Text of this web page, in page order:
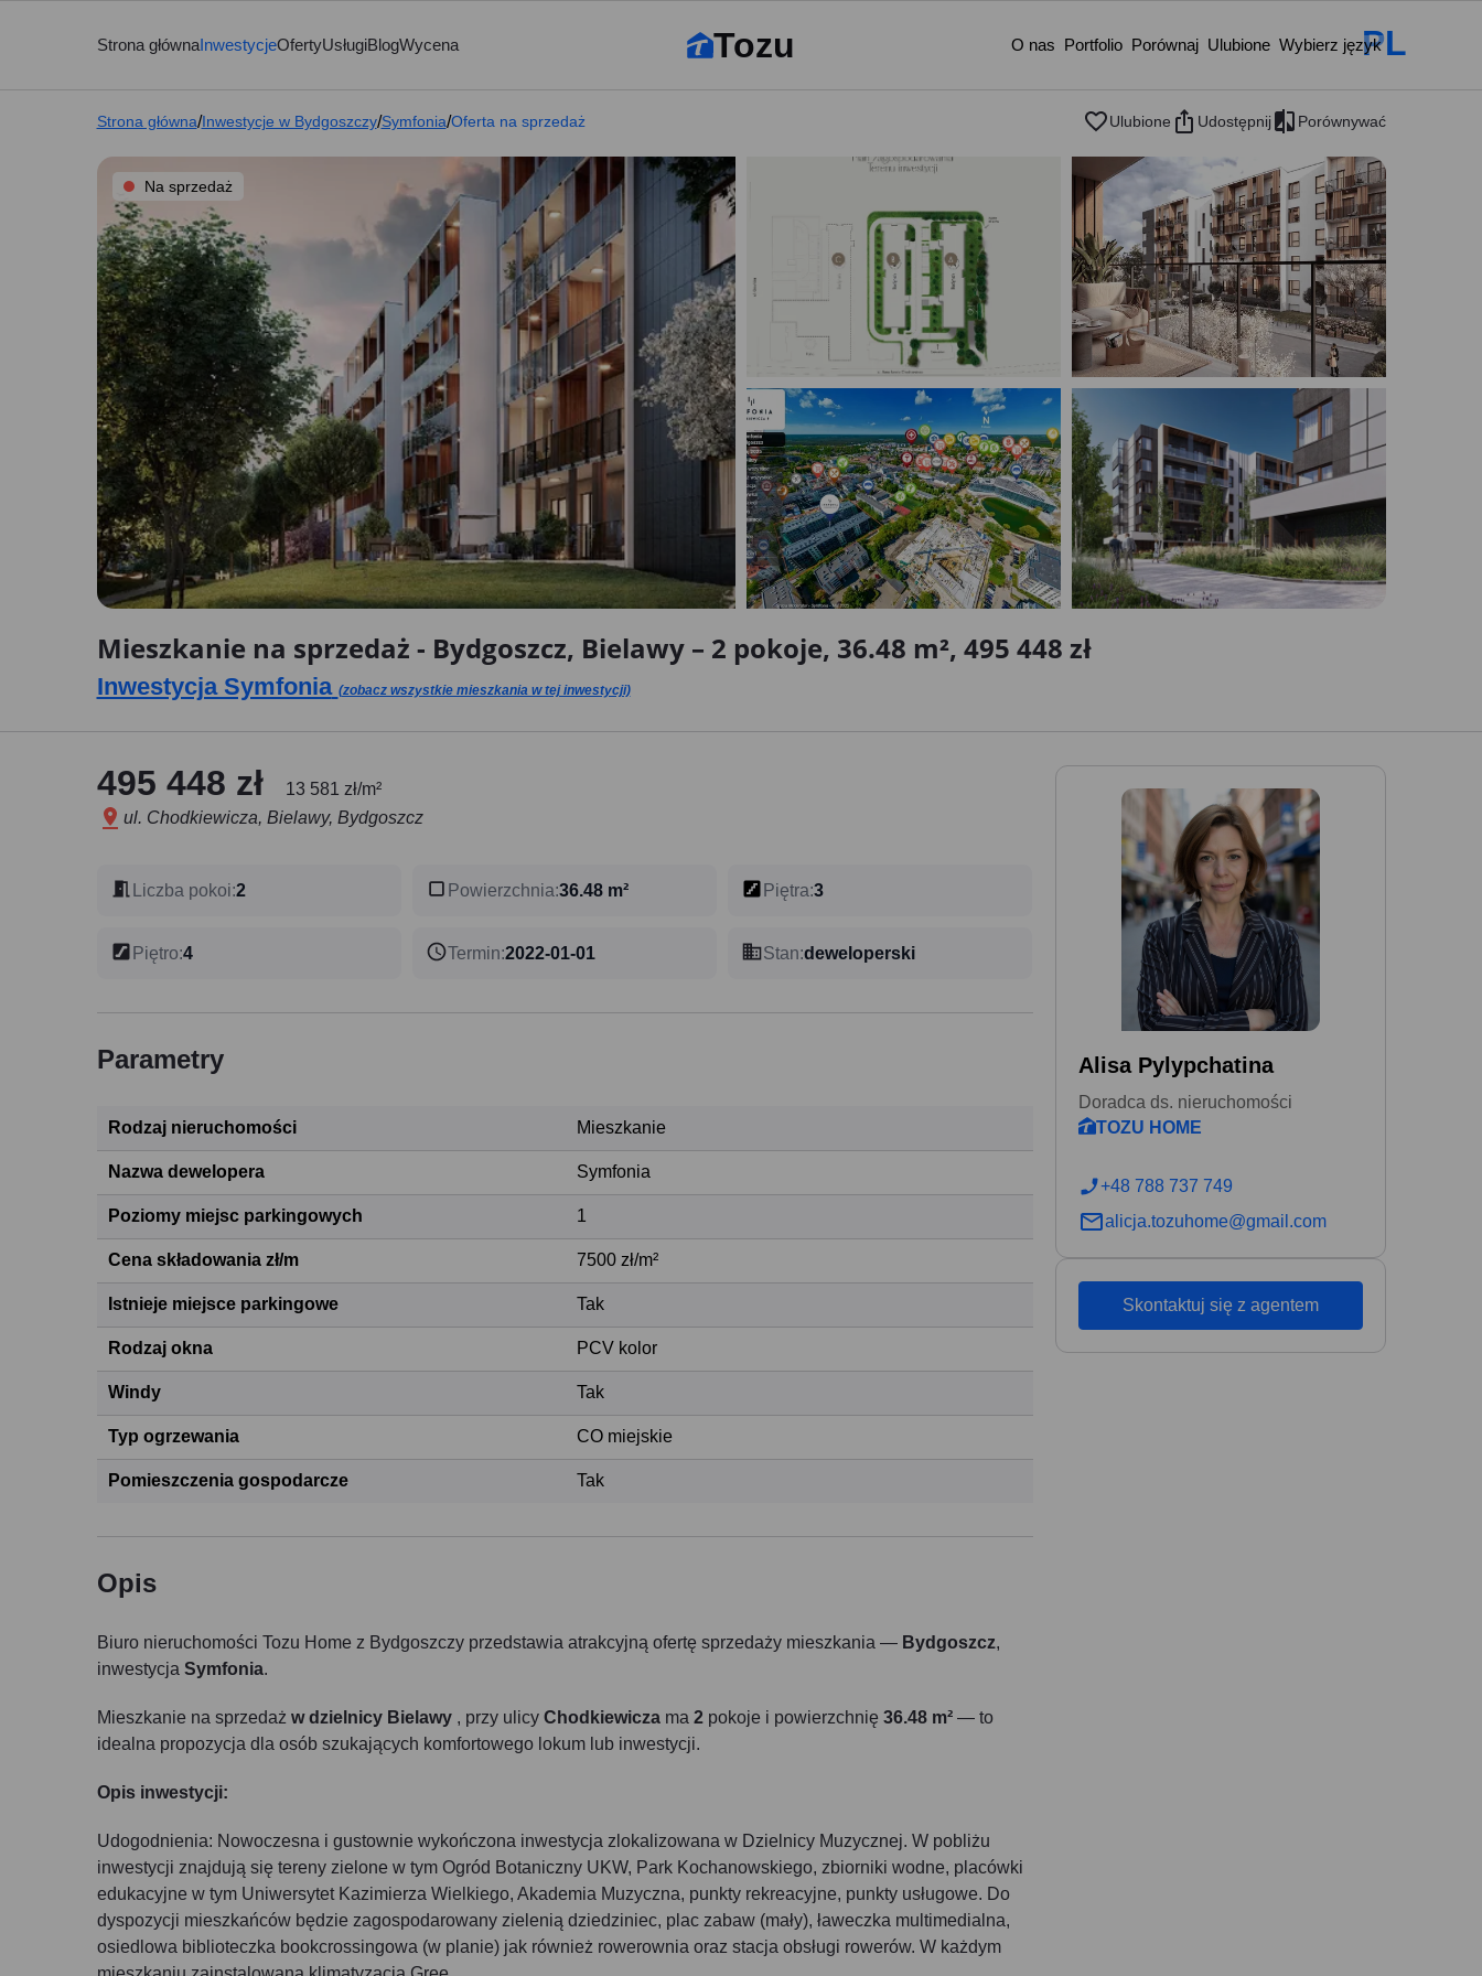
Strona głównaInwestycjeOfertyUsługiBlogWycena Tozu O nas Portfolio Porównaj Ulubione Wybierz językPL
Strona główna/Inwestycje w Bydgoszczy/Symfonia/Oferta na sprzedaż Ulubione Udostępnij Porównywać
Na sprzedaż
Mieszkanie na sprzedaż - Bydgoszcz, Bielawy – 2 pokoje, 36.48 m², 495 448 zł
Inwestycja Symfonia (zobacz wszystkie mieszkania w tej inwestycji)
495 448 zł
13 581 zł/m²
ul. Chodkiewicza, Bielawy, Bydgoszcz
Liczba pokoi:2 Powierzchnia:36.48 m² Piętra:3
Piętro:4 Termin:2022-01-01 Stan:deweloperski
Parametry
Rodzaj nieruchomości Mieszkanie
Nazwa dewelopera Symfonia
Poziomy miejsc parkingowych 1
Cena składowania zł/m 7500 zł/m²
Istnieje miejsce parkingowe Tak
Rodzaj okna PCV kolor
Windy Tak
Typ ogrzewania CO miejskie
Pomieszczenia gospodarcze Tak
Opis
Biuro nieruchomości Tozu Home z Bydgoszczy przedstawia atrakcyjną ofertę sprzedaży mieszkania — Bydgoszcz,
inwestycja Symfonia.
Mieszkanie na sprzedaż w dzielnicy Bielawy , przy ulicy Chodkiewiczama 2pokoje i powierzchnię 36.48 m²— to
idealna propozycja dla osób szukających komfortowego lokum lub inwestycji.
Opis inwestycji:
Udogodnienia: Nowoczesna i gustownie wykończona inwestycja zlokalizowana w Dzielnicy Muzycznej. W pobliżu
inwestycji znajdują się tereny zielone w tym Ogród Botaniczny UKW, Park Kochanowskiego, zbiorniki wodne, placówki
edukacyjne w tym Uniwersytet Kazimierza Wielkiego, Akademia Muzyczna, punkty rekreacyjne, punkty usługowe. Do
dyspozycji mieszkańców będzie zagospodarowany zielenią dziedziniec, plac zabaw (mały), ławeczka multimedialna,
osiedlowa biblioteczka bookcrossingowa (w planie) jak również rowerownia oraz stacja obsługi rowerów. W każdym
Alisa Pylypchatina
Doradca ds. nieruchomości
TOZU HOME
+48 788 737 749
alicja.tozuhome@gmail.com
Skontaktuj się z agentem